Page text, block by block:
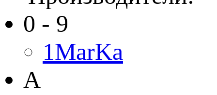
0 - 9
1MarKa
A